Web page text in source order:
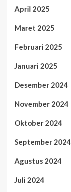
April 2025
Maret 2025
Februari 2025
Januari 2025
Desember 2024
November 2024
Oktober 2024
September 2024
Agustus 2024
Juli 2024